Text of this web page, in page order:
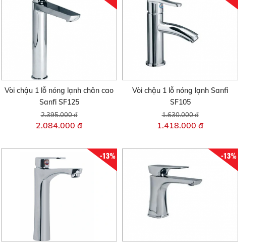
Vòi chậu 1 lỗ nóng lạnh chân cao
Sanfi SF125
2.395.000 đ
2.084.000 đ
Vòi chậu 1 lỗ nóng lạnh Sanfi
SF105
1.630.000 đ
1.418.000 đ
-13% -13%